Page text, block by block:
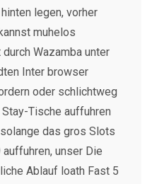
legen, vorher
muhelos
Wazamba unter
Inter browser
oder schlichtweg
Tische auffuhren
das gros Slots
unser Die
Ablauf loath Fast 5